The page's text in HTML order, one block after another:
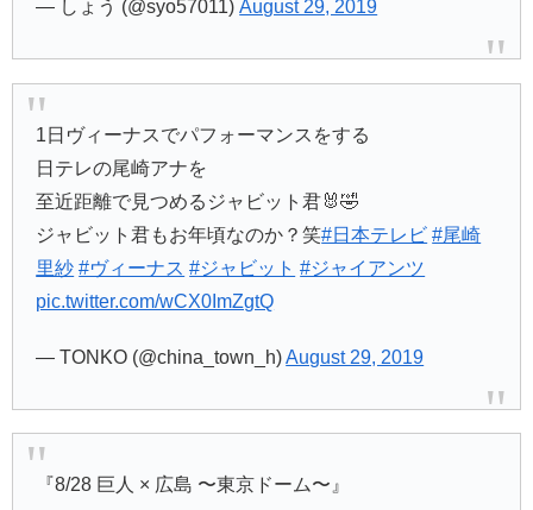
— しょう (@syo57011)August 29, 2019
1日ヴィーナスでパフォーマンスをする
日テレの尾崎アナを
至近距離で見つめるジャビット君🐰🤣
ジャビット君もお年頃なのか？笑#日本テレビ #尾崎
里紗 #ヴィーナス #ジャビット #ジャイアンツ
pic.twitter.com/wCX0ImZgtQ
— TONKO (@china_town_h)August 29, 2019
『8/28 巨人 × 広島 〜東京ドーム〜』